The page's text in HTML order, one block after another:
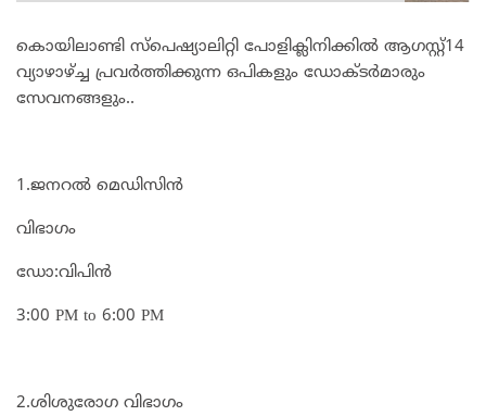
കൊയിലാണ്ടി സ്പെഷ്യാലിറ്റി പോളിക്ലിനിക്കിൽ ആഗസ്റ്റ്14
വ്യാഴാഴ്‌ച്ച പ്രവർത്തിക്കുന്ന ഒപികളും ഡോക്ടർമാരും
സേവനങ്ങളും..
1.ജനറൽ മെഡിസിൻ
വിഭാഗം
ഡോ:വിപിൻ
3:00 PM to 6:00 PM
2.ശിശുരോഗ വിഭാഗം